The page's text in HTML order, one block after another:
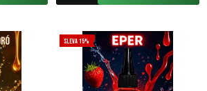
SLEVA 15%